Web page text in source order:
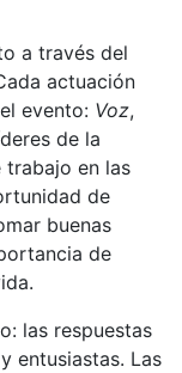
a través del
actuación
evento: Voz,
de la
trabajo en las
de
buenas
de
las respuestas
entusiastas. Las